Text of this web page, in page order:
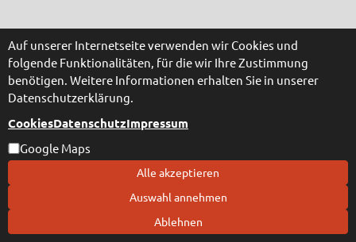
Auf unserer Internetseite verwenden wir Cookies und
folgende Funktionalitäten, für die wir Ihre Zustimmung
benötigen. Weitere Informationen erhalten Sie in unserer
Datenschutzerklärung.
CookiesDatenschutzImpressum
Google Maps
Alle akzeptieren
Auswahl annehmen
Ablehnen